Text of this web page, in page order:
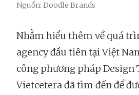
Nguồn: Doodle Brands
Nhằm hiểu thêm về quá
agency đầu tiên tại Việt
công phương pháp Design
Vietcetera đã tìm đến để